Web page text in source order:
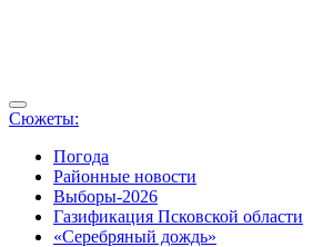
Сюжеты:
Погода
Районные новости
Выборы-2026
Газификация Псковской области
«Серебряный дождь»